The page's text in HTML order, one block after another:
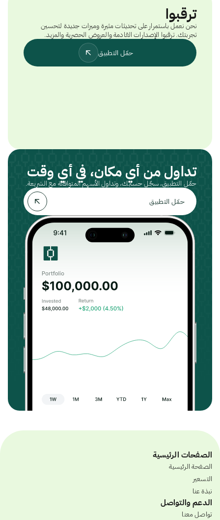
ترقبوا
نحن نعمل باستمرار على تحديثات مثيرة وميزات جديدة لتحسين
تجربتك. ترقبوا الإصدارات القادمة والعروض الحصرية والمزيد.
حمّل التطبيق
تداول من أي مكان، في أي وقت
حمّل التطبيق، سجّل حسابك، وتداول الأسهم المتوافقة مع الشريعة.
حمّل التطبيق
الصفحات الرئيسية
الصفحة الرئيسية
التسعير
نبذة عنا
الدعم والتواصل
تواصل معنا